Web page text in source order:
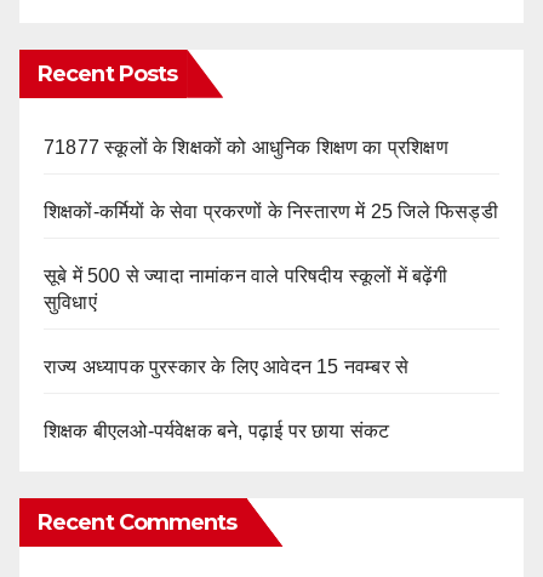
Recent Posts
71877 स्कूलों के शिक्षकों को आधुनिक शिक्षण का प्रशिक्षण
शिक्षकों-कर्मियों के सेवा प्रकरणों के निस्तारण में 25 जिले फिसड्डी
सूबे में 500 से ज्यादा नामांकन वाले परिषदीय स्कूलों में बढ़ेंगी
सुविधाएं
राज्य अध्यापक पुरस्कार के लिए आवेदन 15 नवम्बर से
शिक्षक बीएलओ-पर्यवेक्षक बने, पढ़ाई पर छाया संकट
Recent Comments